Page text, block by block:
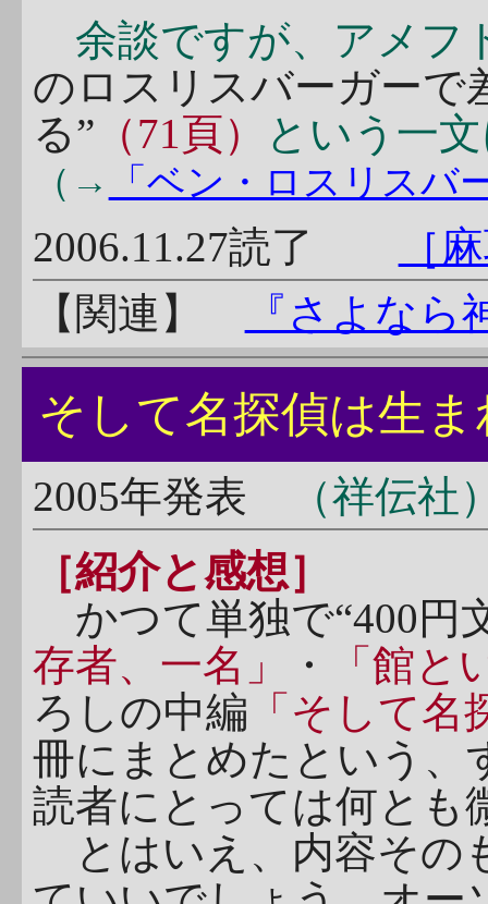
余談ですが、アメフ
のロスリスバーガーで
る” （71頁） という一
（→ 「ベン・ロスリスバ
2006.11.27読了
［
【関連】
『さよなら
そして名探偵は
2005年発表
（祥伝社
［紹介と感想］
かつて単独で“400円
存者、一名」
・
「館と
ろしの中編 「そして
冊にまとめたという、
読者にとっては何とも
とはいえ、内容その